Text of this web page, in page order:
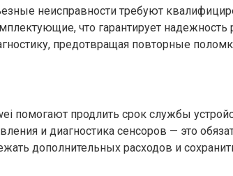
неисправности требуют
что гарантирует надежность
предотвращая повторные
помогают продлить срок службы
и диагностика сенсоров — это
дополнительных расходов и